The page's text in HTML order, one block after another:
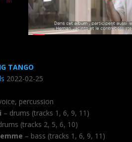
TANGO
2022-02-25
percussion
– drums (tracks 1, 6, 9, 11)
(tracks 2, 5, 6, 10)
– bass (tracks 1, 6, 9, 11)